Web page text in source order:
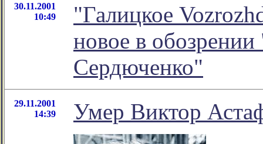
30.11.2001
10:49
"Галицкое
новое в
Сердюченко"
29.11.2001
14:39
Умер Виктор